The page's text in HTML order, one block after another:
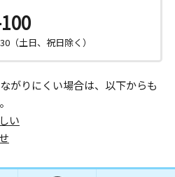
（土日、祝日除く）
がりにくい場合は、以下からも
い